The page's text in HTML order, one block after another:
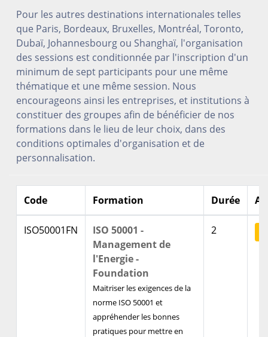
Pour les autres destinations internationales telles
que Paris, Bordeaux, Bruxelles, Montréal, Toronto,
Dubaï, Johannesbourg ou Shanghaï, l'organisation
des sessions est conditionnée par l'inscription d'un
minimum de sept participants pour une même
thématique et une même session. Nous
encourageons ainsi les entreprises, et institutions à
constituer des groupes afin de bénéficier de nos
formations dans le lieu de leur choix, dans des
conditions optimales d'organisation et de
personnalisation.
Code Formation Durée
ISO50001FN
ISO 50001 -
Management de
l'Energie -
Foundation
Maitriser les exigences de la
norme ISO 50001 et
appréhender les bonnes
pratiques pour mettre en
2